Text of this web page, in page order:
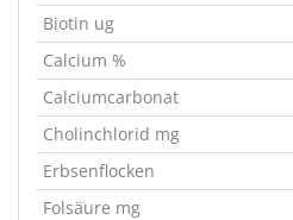
Biotin ug
Calcium %
Calciumcarbonat
Cholinchlorid mg
Erbsenflocken
Folsäure mg